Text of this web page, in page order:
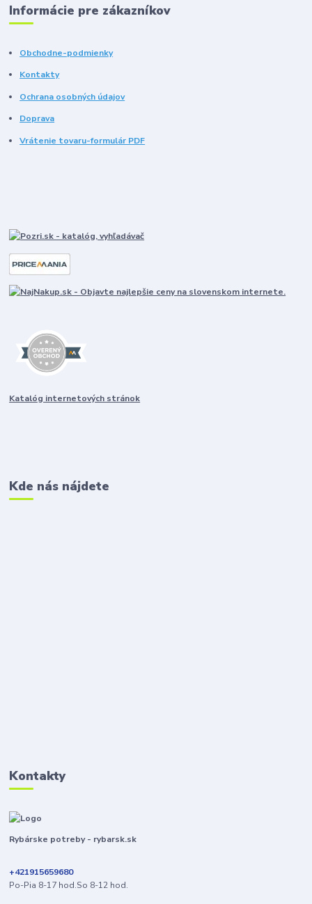
Informácie pre zákazníkov
Obchodne-podmienky
Kontakty
Ochrana osobných údajov
Doprava
Vrátenie tovaru-formulár PDF
Katalóg internetových stránok
Kde nás nájdete
Kontakty
Rybárske potreby - rybarsk.sk
+421915659680
Po-Pia 8-17 hod.So 8-12 hod.